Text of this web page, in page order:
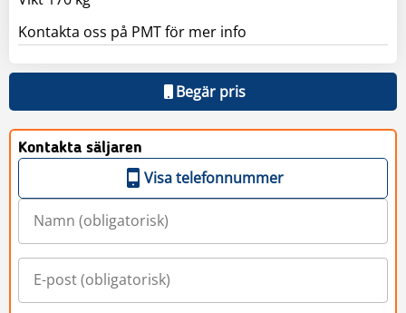
Kontakta oss på PMT för mer info
Begär pris
Kontakta säljaren
Visa telefonnummer